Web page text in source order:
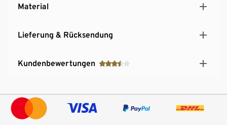
Material
Lieferung & Rücksendung
Kundenbewertungen